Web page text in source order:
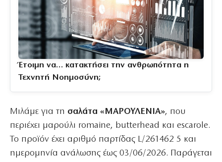
Έτοιμη να… κατακτήσει την ανθρωπότητα η
Τεχνητή Νοημοσύνη;
Μιλάμε για τη σαλάτα «ΜΑΡΟΥΛΕΝΙΑ», που
περιέχει μαρούλι romaine, butterhead και escarole.
Το προϊόν έχει αριθμό παρτίδας L/261462 5 και
ημερομηνία ανάλωσης έως 03/06/2026. Παράγεται